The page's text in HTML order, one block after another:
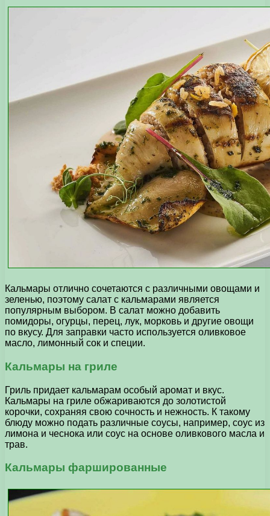
Кальмары отлично сочетаются с различными овощами и
зеленью, поэтому салат с кальмарами является
популярным выбором. В салат можно добавить
помидоры, огурцы, перец, лук, морковь и другие овощи
по вкусу. Для заправки часто используется оливковое
масло, лимонный сок и специи.
Кальмары на гриле
Гриль придает кальмарам особый аромат и вкус.
Кальмары на гриле обжариваются до золотистой
корочки, сохраняя свою сочность и нежность. К такому
блюду можно подать различные соусы, например, соус из
лимона и чеснока или соус на основе оливкового масла и
трав.
Кальмары фаршированные